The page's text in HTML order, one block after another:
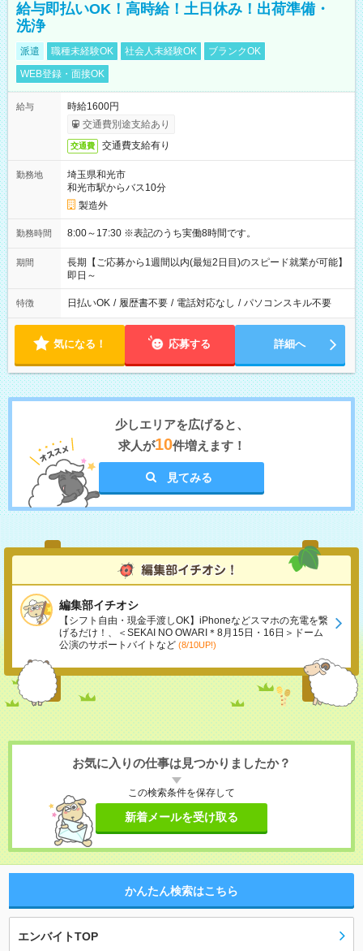
給与即払いOK！高時給！土日休み！出荷準備・
洗浄
派遣 職種未経験OK 社会人未経験OK
ブランクOK
WEB登録・面接OK
給与
時給1600円
交通費別途支給あり
交通費 交通費支給有り
勤務地
埼玉県和光市
和光市駅からバス10分
製造外
勤務時間 8:00～17:30 ※表記のうち実働8時間です。
期間
長期【ご応募から1週間以内(最短2日目)のスピード就業が可能】
即日～
特徴 日払いOK / 履歴書不要 / 電話対応なし / パソコンスキル不要
気になる！ 応募する 詳細へ
少しエリアを広げると、
求人が10件増えます！
見てみる
編集部イチオシ
【シフト自由・現金手渡しOK】iPhoneなどスマホの充電を繋
げるだけ！、＜SEKAI NO OWARI＊8月15日・16日＞ドーム
公演のサポートバイトなど (8/10UP!)
お気に入りの仕事は見つかりましたか？
この検索条件を保存して
新着メールを受け取る
かんたん検索はこちら
エンバイトTOP